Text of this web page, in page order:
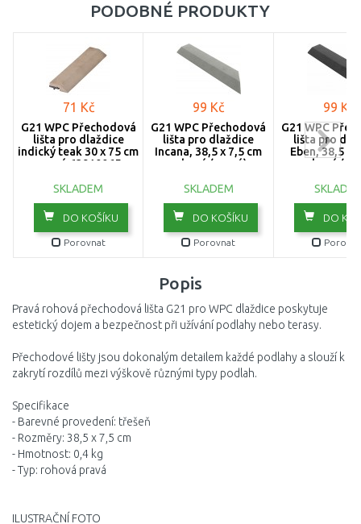
PODOBNÉ PRODUKTY
71 Kč
G21 WPC Přechodová
lišta pro dlaždice
indický teak 30 x 75 cm
rovná 63910065
SKLADEM
DO KOŠÍKU
Porovnat
99 Kč
G21 WPC Přechodová
lišta pro dlaždice
Incana, 38,5 x 7,5 cm
rohová (pravá)
SKLADEM
DO KOŠÍKU
Porovnat
99 Kč
G21 WPC
lišta pro
Eben, 38,5 x
rohová
DO
Popis
Pravá rohová přechodová lišta G21 pro WPC dlaždice poskytuje
estetický dojem a bezpečnost při užívání podlahy nebo terasy.
Přechodové lišty jsou dokonalým detailem každé podlahy a slouží k
zakrytí rozdílů mezi výškově různými typy podlah.
Specifikace
- Barevné provedení: třešeň
- Rozměry: 38,5 x 7,5 cm
- Hmotnost: 0,4 kg
- Typ: rohová pravá
ILUSTRAČNÍ FOTO